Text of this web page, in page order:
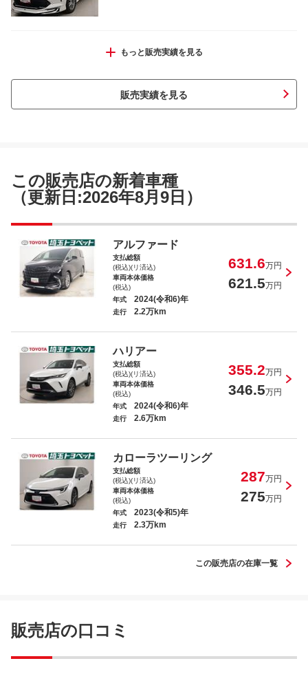
アルファード ２．５Ｓ
ノア Ｓ－Ｇ
タンク Ｇ Ｓ
ライムＩＩ
もっと販売実績を見る
販売実績を見る
この販売店の新着車種
（更新日:2026年8月9日）
アルファード
支払総額
(税込)(リ済込)
631.6万円
車両本体価格
(税込)
621.5万円
年式 2024(令和6)年
走行 2.2万km
ハリアー
支払総額
(税込)(リ済込)
355.2万円
車両本体価格
(税込)
346.5万円
年式 2024(令和6)年
走行 2.6万km
カローラツーリング
支払総額
(税込)(リ済込)
287万円
車両本体価格
(税込)
275万円
年式 2023(令和5)年
走行 2.3万km
この販売店の在庫一覧
販売店の口コミ